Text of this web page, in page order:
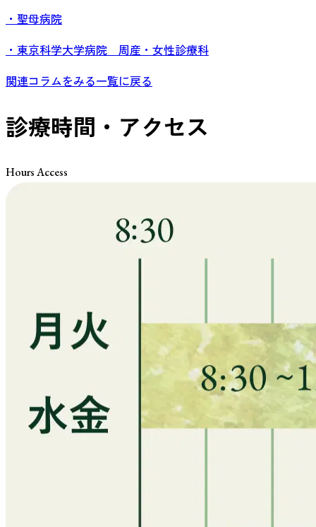
・聖母病院
・東京科学大学病院 周産・女性診療科
関連コラムをみる一覧に戻る
診療時間・アクセス
Hours Access